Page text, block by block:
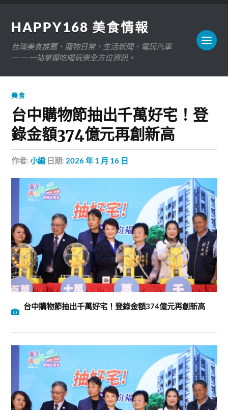
HAPPY168 美食情報
台灣美食推薦、寵物日常、生活新聞、電玩汽車
——一站掌握吃喝玩樂全方位資訊。
美食
台中購物節抽出千萬好宅！登
錄金額374億元再創新高
作者:小編 日期: 2026 年 1 月 16 日
台中購物節抽出千萬好宅！登錄金額374億元再創新高